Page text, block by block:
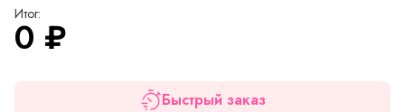
Итог:
0 ₽
Быстрый заказ